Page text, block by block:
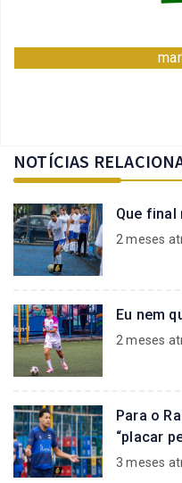
NOTÍCIAS
Que final
2 meses
Eu nem
2 meses
Para o
“placar
3 meses